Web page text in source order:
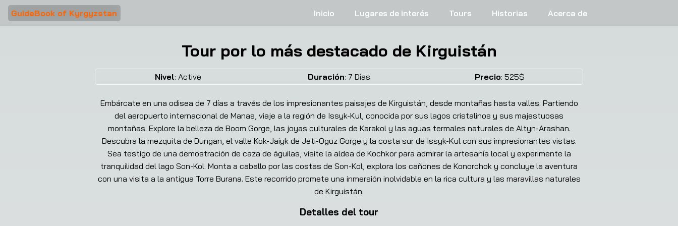
GuideBook of Kyrgyzstan Inicio Lugares de interés Tours Historias Acerca de
Tour por lo más destacado de Kirguistán
Nivel: Active Duración: 7 Días Precio: 525$
Embárcate en una odisea de 7 días a través de los impresionantes paisajes de Kirguistán, desde montañas hasta valles. Partiendo
del aeropuerto internacional de Manas, viaje a la región de Issyk-Kul, conocida por sus lagos cristalinos y sus majestuosas
montañas. Explore la belleza de Boom Gorge, las joyas culturales de Karakol y las aguas termales naturales de Altyn-Arashan.
Descubra la mezquita de Dungan, el valle Kok-Jaiyk de Jeti-Oguz Gorge y la costa sur de Issyk-Kul con sus impresionantes vistas.
Sea testigo de una demostración de caza de águilas, visite la aldea de Kochkor para admirar la artesanía local y experimente la
tranquilidad del lago Son-Kol. Monta a caballo por las costas de Son-Kol, explora los cañones de Konorchok y concluye la aventura
con una visita a la antigua Torre Burana. Este recorrido promete una inmersión inolvidable en la rica cultura y las maravillas naturales
de Kirguistán.
Detalles del tour